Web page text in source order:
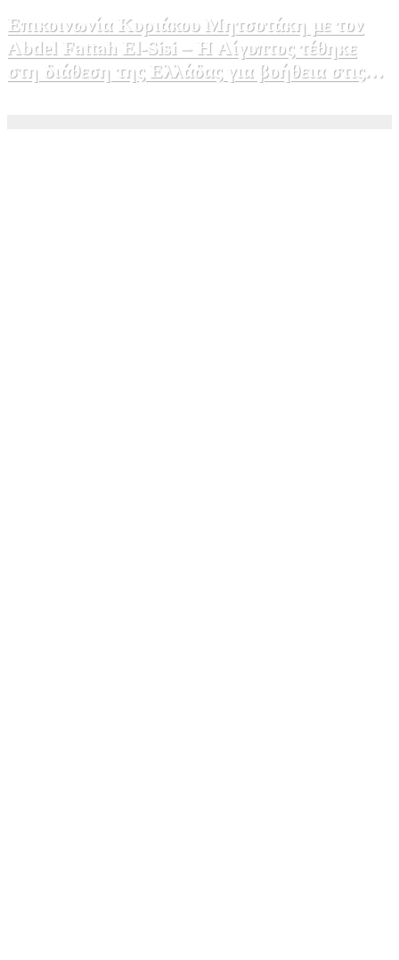
Επικοινωνία Κυριάκου Μητσοτάκη με τον
Abdel Fattah El-Sisi – Η Αίγυπτος τέθηκε
στη διάθεση της Ελλάδας για βοήθεια στις